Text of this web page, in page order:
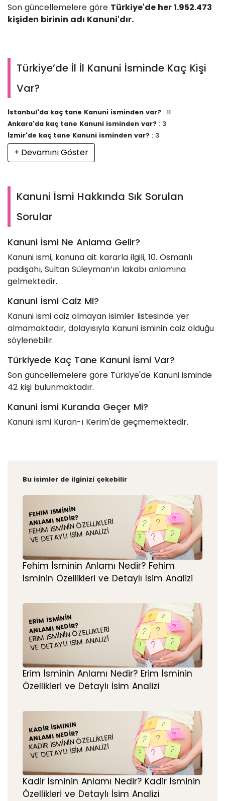
Son güncellemelere göre Türkiye'de her 1.952.473
kişiden birinin adı Kanuni'dır.
Türkiye’de İl İl Kanuni İsminde Kaç Kişi
Var?
İstanbul'da kaç tane Kanuni isminden var? : 11
Ankara'da kaç tane Kanuni isminden var? : 3
İzmir'de kaç tane Kanuni isminden var? : 3
+ Devamını Göster
Kanuni İsmi Hakkında Sık Sorulan
Sorular
Kanuni İsmi Ne Anlama Gelir?
Kanuni ismi, kanuna ait kararla ilgili, 10. Osmanlı
padişahı, Sultan Süleyman’ın lakabı anlamına
gelmektedir.
Kanuni İsmi Caiz Mi?
Kanuni ismi caiz olmayan isimler listesinde yer
almamaktadır, dolayısıyla Kanuni isminin caiz olduğu
söylenebilir.
Türkiyede Kaç Tane Kanuni İsmi Var?
Son güncellemelere göre Türkiye'de Kanuni isminde
42 kişi bulunmaktadır.
Kanuni İsmi Kuranda Geçer Mi?
Kanuni ismi Kuran-ı Kerim'de geçmemektedir.
Bu isimler de ilginizi çekebilir
FEHIM İSMININ
ANLAMI NEDIR?
FEHIM İSMININ ÖZELLIKLERI
VE DETAYLI İSIM ANALIZI
Fehim İsminin Anlamı Nedir? Fehim
İsminin Özellikleri ve Detaylı İsim Analizi
ERIM İSMININ
ANLAMI NEDIR?
ERIM İSMININ ÖZELLIKLERI
VE DETAYLI İSIM ANALIZI
Erim İsminin Anlamı Nedir? Erim İsminin
Özellikleri ve Detaylı İsim Analizi
KADIR İSMININ
ANLAMI NEDIR?
KADIR İSMININ ÖZELLIKLERI
VE DETAYLI İSIM ANALIZI
Kadir İsminin Anlamı Nedir? Kadir İsminin
Özellikleri ve Detaylı İsim Analizi